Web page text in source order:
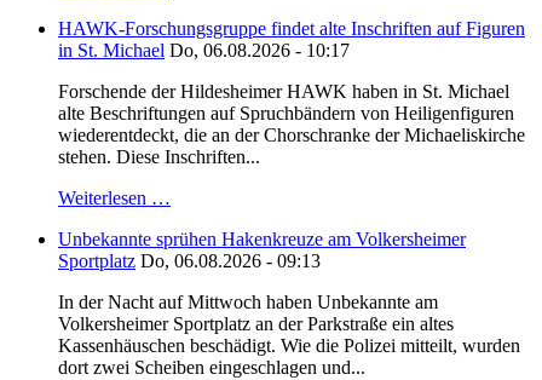
HAWK-Forschungsgruppe findet alte Inschriften auf Figuren
in St. Michael Do, 06.08.2026 - 10:17
Forschende der Hildesheimer HAWK haben in St. Michael
alte Beschriftungen auf Spruchbändern von Heiligenfiguren
wiederentdeckt, die an der Chorschranke der Michaeliskirche
stehen. Diese Inschriften...
Weiterlesen …
Unbekannte sprühen Hakenkreuze am Volkersheimer
Sportplatz Do, 06.08.2026 - 09:13
In der Nacht auf Mittwoch haben Unbekannte am
Volkersheimer Sportplatz an der Parkstraße ein altes
Kassenhäuschen beschädigt. Wie die Polizei mitteilt, wurden
dort zwei Scheiben eingeschlagen und...